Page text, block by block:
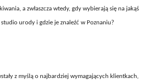
a zwłaszcza wtedy, gdy wybierają się na jakąś
urody i gdzie je znaleźć w Poznaniu?
z myślą o najbardziej wymagających klientkach,